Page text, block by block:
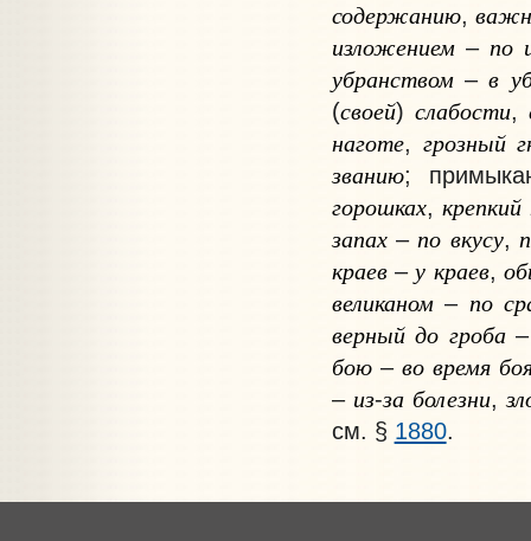
содержанию,
изложением– по
убранством–в
(своей) слабости,
наготе, грозный
званию;
горошках, крепкий
запах– по вкусу,
краев–у краев,
великаном– по
верный до гроба
бою– во время
– из-за болезни,
см. § 1880.